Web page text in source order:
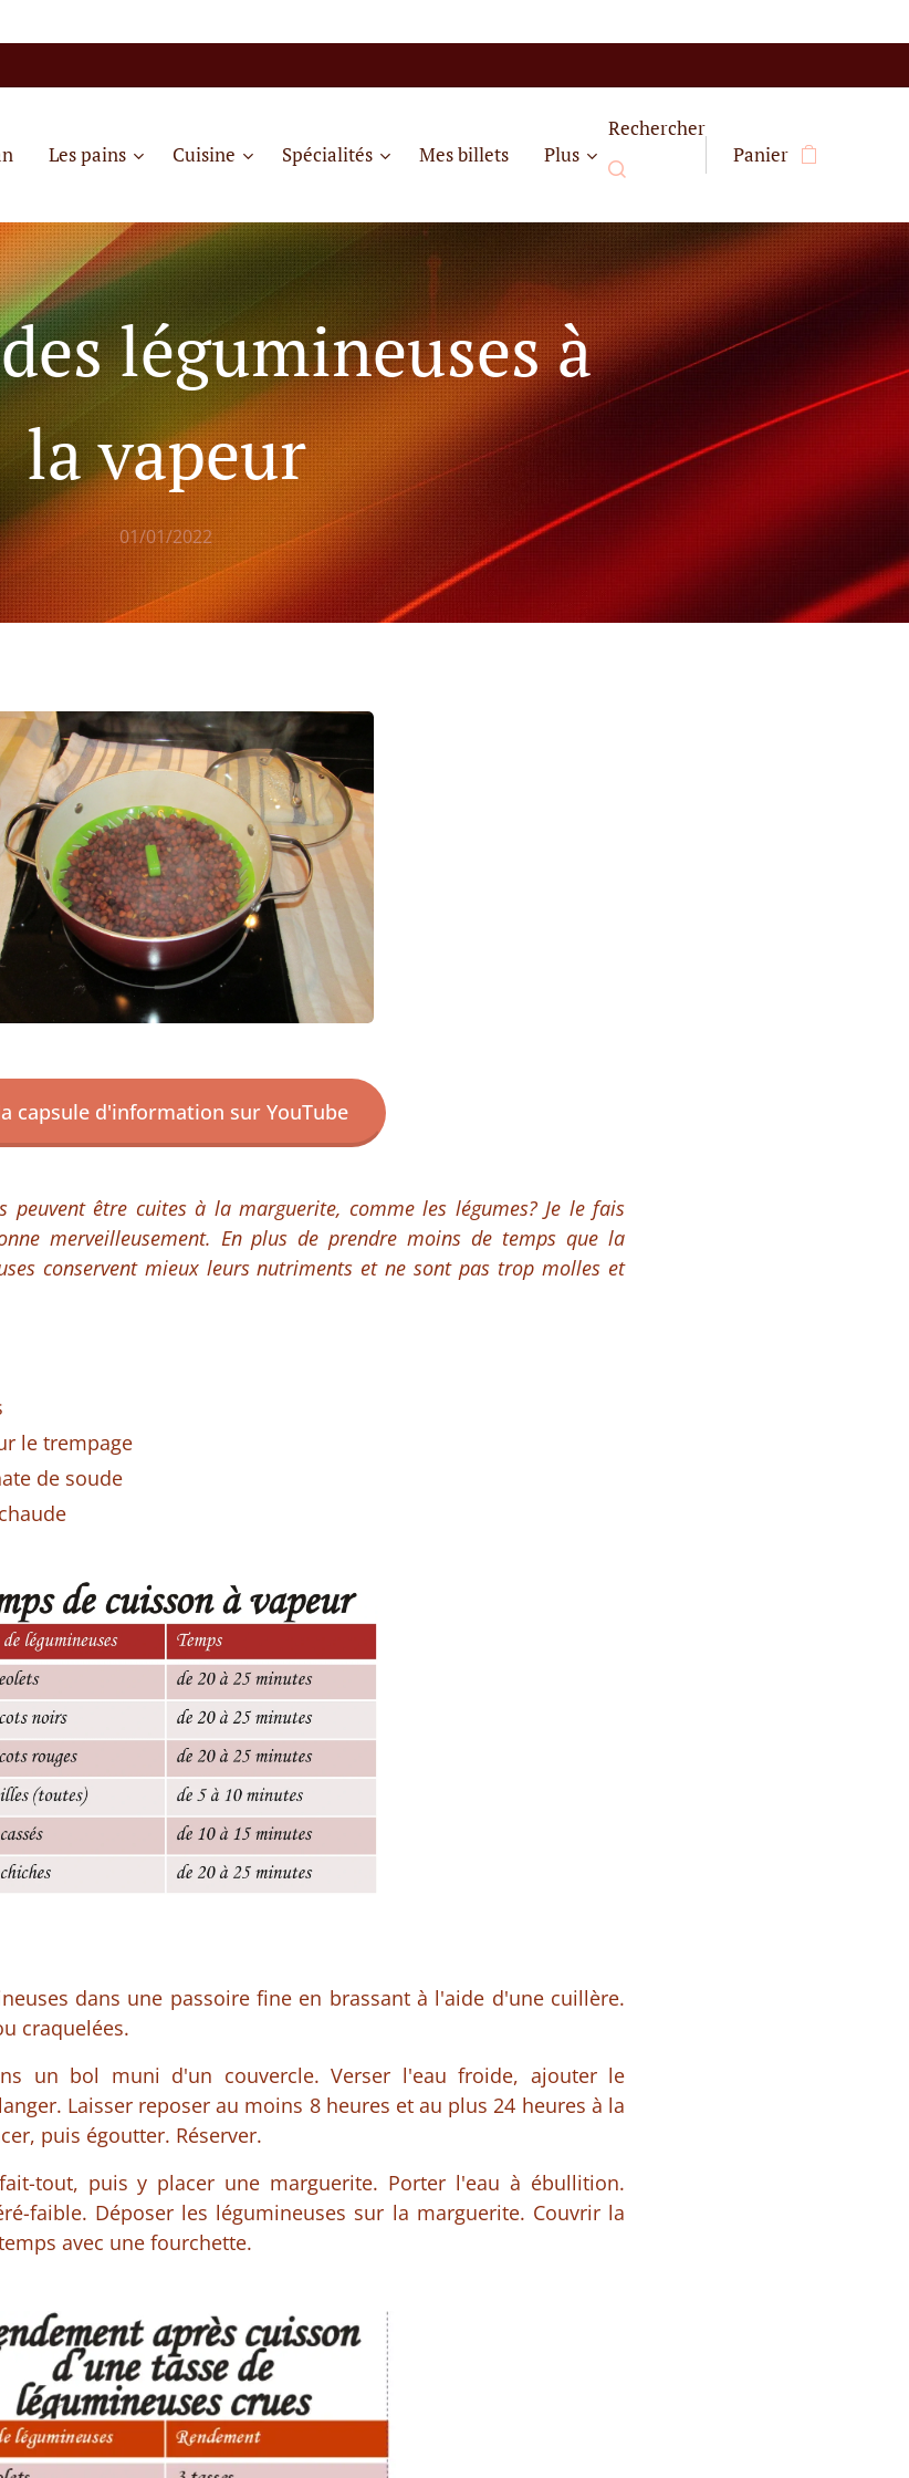
Les pains Cuisine Spécialités Mes billets Plus
Rechercher
Panier
légumineuses à
la vapeur
01/01/2022
capsule d'information sur YouTube
peuvent être cuites à la marguerite, comme les légumes? Je le fais
merveilleusement. En plus de prendre moins de temps que la
conservent mieux leurs nutriments et ne sont pas trop molles et
le trempage
de soude
dans une passoire fine en brassant à l'aide d'une cuillère.
craquelées.
un bol muni d'un couvercle. Verser l'eau froide, ajouter le
Laisser reposer au moins 8 heures et au plus 24 heures à la
puis égoutter. Réserver.
tout, puis y placer une marguerite. Porter l'eau à ébullition.
faible. Déposer les légumineuses sur la marguerite. Couvrir la
avec une fourchette.